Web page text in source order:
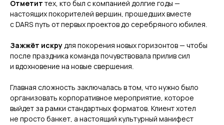
Отметит тех, кто был с компанией долгие годы —
настоящих покорителей вершин, прошедших вместе
с DARS путь от первых проектов до серебряного юбилея.
Зажжёт искру для покорения новых горизонтов — чтобы
после праздника команда почувствовала прилив сил
и вдохновение на новые свершения.
Главная сложность заключалась в том, что нужно было
организовать корпоративное мероприятие, которое
выйдет за рамки стандартных форматов. Клиент хотел
не просто банкет, а настоящий культурный манифест